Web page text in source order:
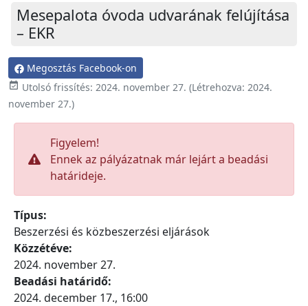
Mesepalota óvoda udvarának felújítása
– EKR
Megosztás Facebook-on
 Utolsó frissítés: 2024. november 27. (Létrehozva: 2024.
november 27.)
Figyelem!
Ennek az pályázatnak már lejárt a beadási
határideje.
Típus:
Beszerzési és közbeszerzési eljárások
Közzétéve:
2024. november 27.
Beadási határidő:
2024. december 17., 16:00